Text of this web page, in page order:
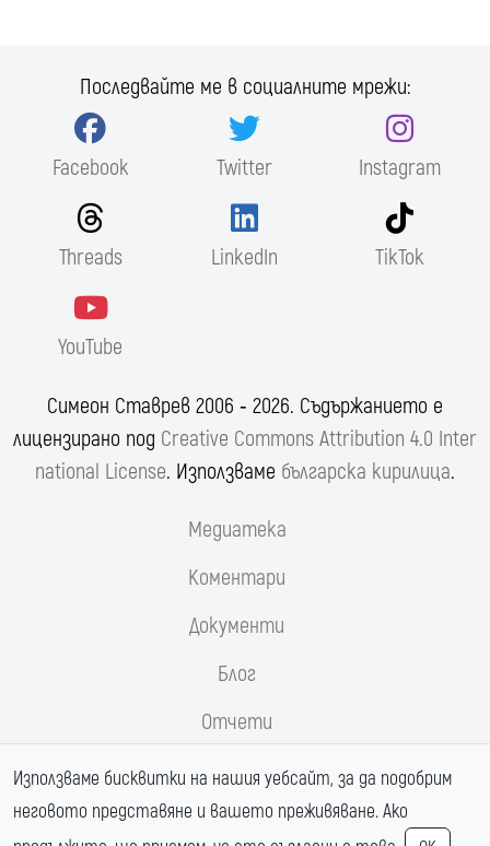
Последвайте ме в социалните мрежи:
Facebook Twitter Instagram
Threads LinkedIn TikTok
YouTube
Симеон Ставрев 2006 ‐ 2026. Съдържанието е
лицензирано под Creative Commons Attribution 4.0 Inter
national License. Използваме българска кирилица.
Медиатека
Коментари
Документи
Блог
Отчети
Реформи.орг
Магистрала Хемус
Използваме бисквитки на нашия уебсайт, за да подобрим
неговото представяне и вашето преживяване. Ако